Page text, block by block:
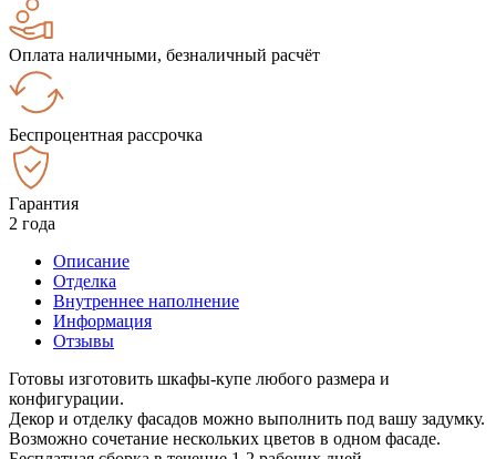
Оплата наличными, безналичный расчёт
Беспроцентная рассрочка
Гарантия
2 года
Описание
Отделка
Внутреннее наполнение
Информация
Отзывы
Готовы изготовить шкафы-купе любого размера и
конфигурации.
Декор и отделку фасадов можно выполнить под вашу задумку.
Возможно сочетание нескольких цветов в одном фасаде.